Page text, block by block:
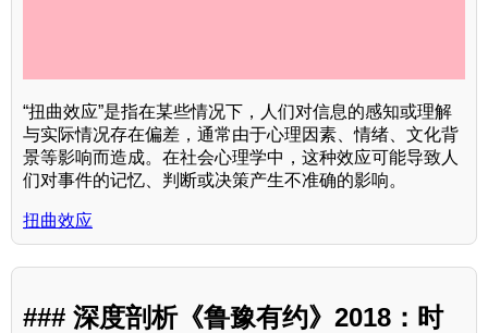
“扭曲效应”是指在某些情况下，人们对信息的感知或理解
与实际情况存在偏差，通常由于心理因素、情绪、文化背
景等影响而造成。在社会心理学中，这种效应可能导致人
们对事件的记忆、判断或决策产生不准确的影响。
扭曲效应
### 深度剖析《鲁豫有约》2018：时